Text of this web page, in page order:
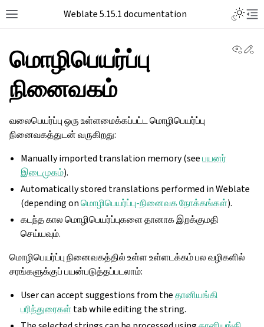
Weblate 5.15.1 documentation
மொழிபெயர்ப்பு
நினைவகம்
வலைபெயர்ப்பு ஒரு உள்ளமைக்கப்பட்ட மொழிபெயர்ப்பு
நினைவகத்துடன் வருகிறது:
Manually imported translation memory (seeபயனர்
இடைமுகம்).
Automatically stored translations performed in Weblate
(depending onமொழிபெயர்ப்பு-நினைவக நோக்கங்கள்).
கடந்த கால மொழிபெயர்ப்புகளை தானாக இறக்குமதி
செய்யவும்.
மொழிபெயர்ப்பு நினைவகத்தில் உள்ள உள்ளடக்கம் பல வழிகளில்
சரங்களுக்குப் பயன்படுத்தப்படலாம்:
User can accept suggestions from theதானியங்கி
பரிந்துரைகள் tab while editing the string.